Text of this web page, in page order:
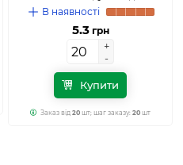
В наявності
5.3грн
+
-
+
-
Купити
Заказ від 20 шт; шаг заказу: 20 шт